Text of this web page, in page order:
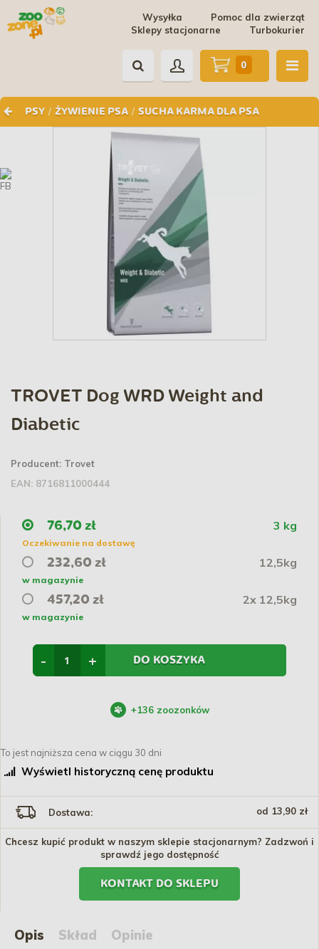
Pomoc dla zwierząt
Wysyłka
Turbokurier
Sklepy stacjonarne
PSY / ŻYWIENIE PSA / SUCHA KARMA DLA PSA
0
TROVET Dog WRD Weight and
Diabetic
Producent: Trovet
EAN: 8716811000444
76,70 zł 3 kg
Oczekiwanie na dostawę
232,60 zł 12,5kg
w magazynie
457,20 zł 2x 12,5kg
w magazynie
+
- DO KOSZYKA
+136 zoozonków
To jest najniższa cena w ciągu 30 dni
Wyświetl historyczną cenę produktu
Dostawa: od 13,90 zł
Chcesz kupić produkt w naszym sklepie stacjonarnym? Zadzwoń i
sprawdź jego dostępność
KONTAKT DO SKLEPU
Opis Skład Opinie